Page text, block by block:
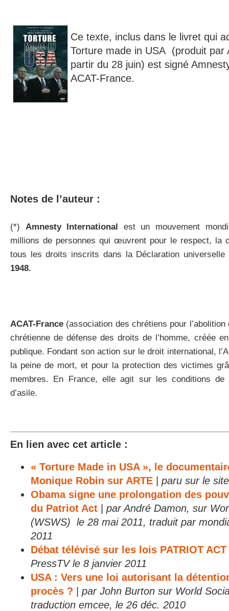
Ce texte, inclus dans le livret qui
Torture made in USA (produit par
partir du 28 juin) est signé
ACAT-France.
Notes de l’auteur :
(*) Amnesty International est un mouvement
millions de personnes qui œuvrent pour le respect, la
tous les droits inscrits dans la Déclaration universelle
1948.
ACAT-France (association des chrétiens pour
chrétienne de défense des droits de l’homme, créée
publique. Fondant son action sur le droit international,
la peine de mort, et pour la protection des victimes
membres. En France, elle agit sur les conditions
d’asile.
En lien avec cet article :
« Torture Made in USA », le
Monique Robin sur ARTE
paru sur le
Obama signe une prolongation des
du Patriot Act
par André Damon, sur
(WSWS) le 28 mai 2011, traduit par
2011
Débat télévisé sur les lois PATRIOT ACT
PressTV le 8 janvier 2011
USA : Vers une loi autorisant la
procès ?
par John Burton sur World
traduction emcee, le 26 déc. 2010